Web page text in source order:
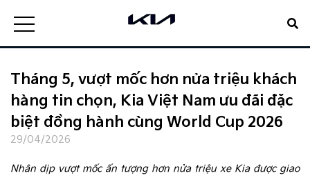
Tháng 5, vượt mốc hơn nửa triệu khách
hàng tin chọn, Kia Việt Nam ưu đãi đặc
biệt đồng hành cùng World Cup 2026
29/04/2026
Nhân dịp vượt mốc ấn tượng hơn nửa triệu xe Kia được giao